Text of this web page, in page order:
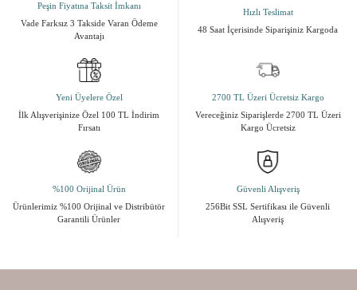
Peşin Fiyatına Taksit İmkanı
Vade Farksız 3 Takside Varan Ödeme
Avantajı
Hızlı Teslimat
48 Saat İçerisinde Siparişiniz Kargoda
Yeni Üyelere Özel
İlk Alışverişinize Özel 100 TL İndirim
Fırsatı
2700 TL Üzeri Ücretsiz Kargo
Vereceğiniz Siparişlerde 2700 TL Üzeri
Kargo Ücretsiz
%100 Orijinal Ürün
Ürünlerimiz %100 Orijinal ve Distribütör
Garantili Ürünler
Güvenli Alışveriş
256Bit SSL Sertifikası ile Güvenli
Alışveriş